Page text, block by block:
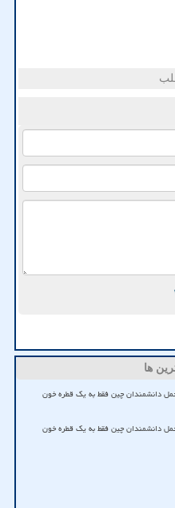
ها
قابل حمل دانشمندان چین فقط به یک قطره خون
قابل حمل دانشمندان چین فقط به یک قطره خون